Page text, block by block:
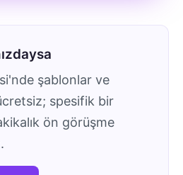
şablonlar ve
spesifik bir
ön görüşme